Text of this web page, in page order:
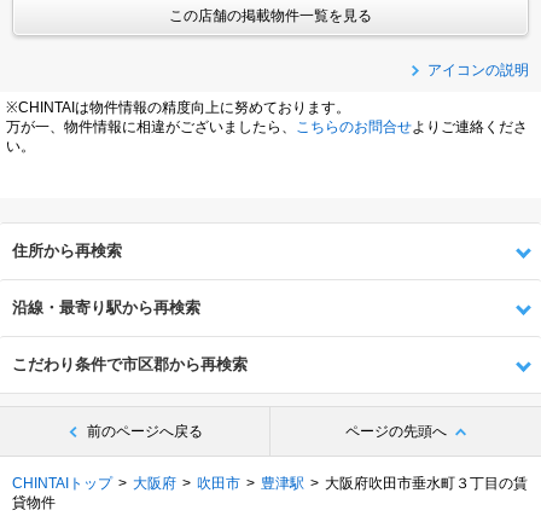
この店舗の掲載物件一覧を見る
アイコンの説明
※CHINTAIは物件情報の精度向上に努めております。
万が一、物件情報に相違がございましたら、
こちらのお問合せよりご連絡くださ
い。
住所から再検索
沿線・最寄り駅から再検索
こだわり条件で市区郡から再検索
前のページへ戻る ページの先頭へ
CHINTAIトップ 大阪府 吹田市 豊津駅
大阪府吹田市垂水町３丁目の賃
貸物件